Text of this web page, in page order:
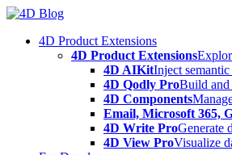
Skip
content4D Product Extensions
4D Product Extensions
4D AIKitInject
4D Qodly ProBuild and
4D Components
Email, Microsoft 365,
4D Write ProGenerate
4D View ProVisualize